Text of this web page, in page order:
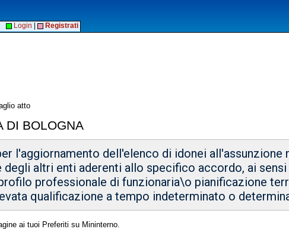
Login Registrati
atto
DI BOLOGNA
l'aggiornamento dell'elenco di idonei all'assunzione
altri enti aderenti allo specifico accordo, ai
professionale di funzionaria\o pianificazione
qualificazione a tempo indeterminato o
ai tuoi Preferiti su Mininterno.